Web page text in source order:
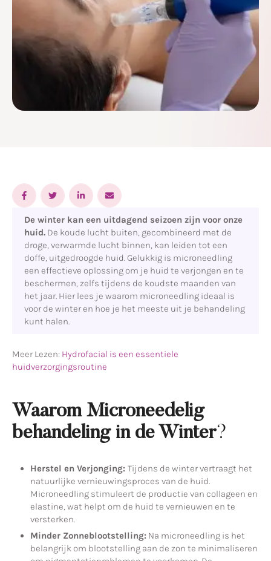
De winter kan een uitdagend seizoen zijn voor onze
huid. De koude lucht buiten, gecombineerd met de
droge, verwarmde lucht binnen, kan leiden tot een
doffe, uitgedroogde huid. Gelukkig is microneedling
een effectieve oplossing om je huid te verjongen en te
beschermen, zelfs tijdens de koudste maanden van
het jaar. Hier lees je waarom microneedling ideaal is
voor de winter en hoe je het meeste uit je behandeling
kunt halen.
Meer Lezen: Hydrofacial is een essentiele
huidverzorgingsroutine
Waarom Microneedelig
behandeling in de Winter?
Herstel en Verjonging: Tijdens de winter vertraagt het
natuurlijke vernieuwingsproces van de huid.
Microneedling stimuleert de productie van collageen en
elastine, wat helpt om de huid te vernieuwen en te
versterken.
Minder Zonneblootstelling: Na microneedling is het
belangrijk om blootstelling aan de zon te minimaliseren